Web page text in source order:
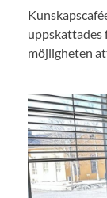
uppskattades
möjligheten